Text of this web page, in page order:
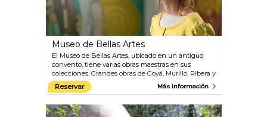
Museo de Bellas Artes
El Museo de Bellas Artes, ubicado en un antiguo
convento, tiene varias obras maestras en sus
colecciones. Grandes obras de Goyá, Murillo, Ribera y
Millian comparten el espacio con exposiciones de
arte moderno, además de axhibiciones temporales y
Reservar Más información